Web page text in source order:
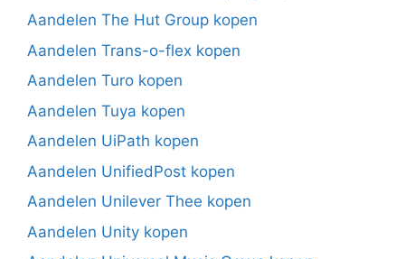
Aandelen The Hut Group kopen
Aandelen Trans-o-flex kopen
Aandelen Turo kopen
Aandelen Tuya kopen
Aandelen UiPath kopen
Aandelen UnifiedPost kopen
Aandelen Unilever Thee kopen
Aandelen Unity kopen